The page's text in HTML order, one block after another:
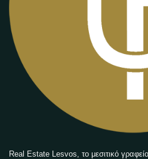
Real Estate Lesvos, το μεσιτικό